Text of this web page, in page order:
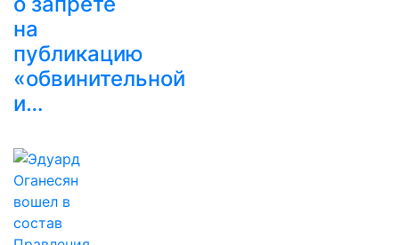
на
публикацию
«обвинительной
и…